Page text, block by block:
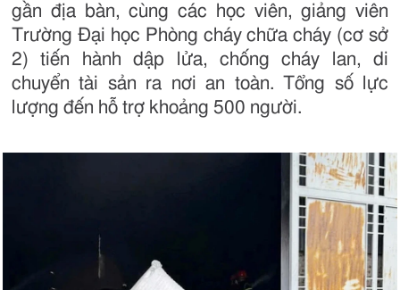
gần địa bàn, cùng các học viên, giảng viên
Trường Đại học Phòng cháy chữa cháy (cơ sở
2) tiến hành dập lửa, chống cháy lan, di
chuyển tài sản ra nơi an toàn. Tổng số lực
lượng đến hỗ trợ khoảng 500 người.